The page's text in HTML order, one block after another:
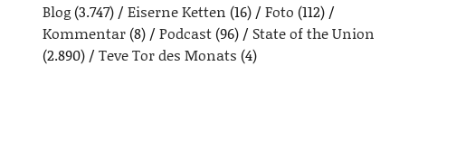
Blog(3.747) Eiserne Ketten (16) Foto (112)
Kommentar(8) Podcast(96)
State of the Union
(2.890)
Teve Tor des Monats (4)